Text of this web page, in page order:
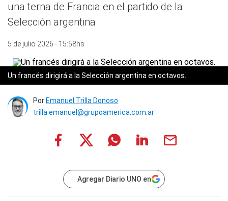
una terna de Francia en el partido de la
Selección argentina
5 de julio 2026 - 15:58hs
Un francés dirigirá a la Selección argentina en octavos.
Por Emanuel Trilla Donoso
trilla.emanuel@grupoamerica.com.ar
Agregar Diario UNO en